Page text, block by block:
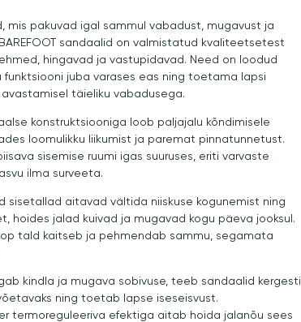
mis pakuvad igal sammul vabadust, mugavust ja
sandaalid on valmistatud kvaliteetsetest
hingavad ja vastupidavad. Need on loodud
funktsiooni juba varases eas ning toetama lapsi
avastamisel täieliku vabadusega.
konstruktsiooniga loob paljajalu kõndimisele
loomulikku liikumist ja paremat pinnatunnetust.
sisemise ruumi igas suuruses, eriti varvaste
ilma surveeta.
sisetallad aitavad vältida niiskuse kogunemist ning
hoides jalad kuivad ja mugavad kogu päeva jooksul.
tald kaitseb ja pehmendab sammu, segamata
kindla ja mugava sobivuse, teeb sandaalid kergesti
ning toetab lapse iseseisvust.
termoreguleeriva efektiga aitab hoida jalanõu sees